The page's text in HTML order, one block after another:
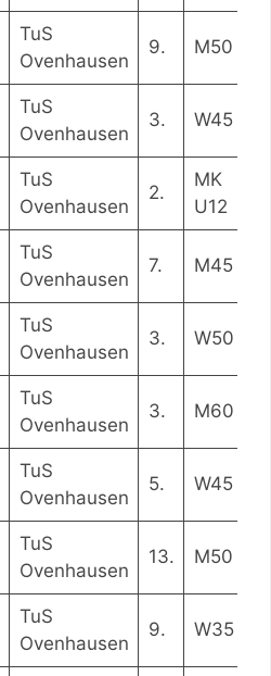
TuS
Ovenhausen
9. M50
TuS
Ovenhausen
3. W45
TuS
Ovenhausen
2.
MK
U12
TuS
Ovenhausen
7. M45
TuS
Ovenhausen
3. W50
TuS
Ovenhausen
3. M60
TuS
Ovenhausen
5. W45
TuS
Ovenhausen
13. M50
TuS
Ovenhausen
9. W35